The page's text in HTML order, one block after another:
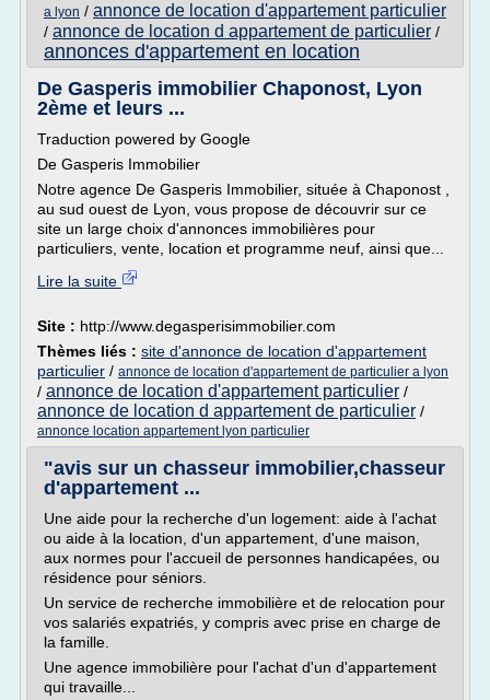
a lyon / annonce de location d'appartement particulier
/ annonce de location d appartement de particulier /
annonces d'appartement en location
De Gasperis immobilier Chaponost, Lyon
2ème et leurs ...
Traduction powered by Google
De Gasperis Immobilier
Notre agence De Gasperis Immobilier, située à Chaponost ,
au sud ouest de Lyon, vous propose de découvrir sur ce
site un large choix d'annonces immobilières pour
particuliers, vente, location et programme neuf, ainsi que...
Lire la suite
Site : http://www.degasperisimmobilier.com
Thèmes liés : site d'annonce de location d'appartement
particulier / annonce de location d'appartement de particulier a lyon
/ annonce de location d'appartement particulier /
annonce de location d appartement de particulier /
annonce location appartement lyon particulier
"avis sur un chasseur immobilier,chasseur
d'appartement ...
Une aide pour la recherche d'un logement: aide à l'achat
ou aide à la location, d'un appartement, d'une maison,
aux normes pour l'accueil de personnes handicapées, ou
résidence pour séniors.
Un service de recherche immobilière et de relocation pour
vos salariés expatriés, y compris avec prise en charge de
la famille.
Une agence immobilière pour l'achat d'un d'appartement
qui travaille...